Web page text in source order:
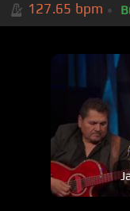
127.65 bpm B